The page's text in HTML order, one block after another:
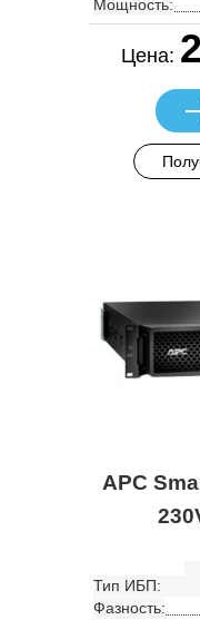
Мощность:
Цена:
APC
Тип ИБП:
Фазность: